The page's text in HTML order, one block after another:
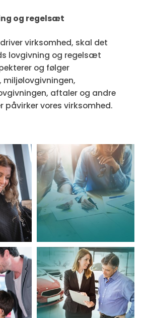
og regelsæt
virksomhed, skal det
lovgivning og regelsæt
og følger
miljølovgivningen,
aftaler og andre
påvirker vores virksomhed.